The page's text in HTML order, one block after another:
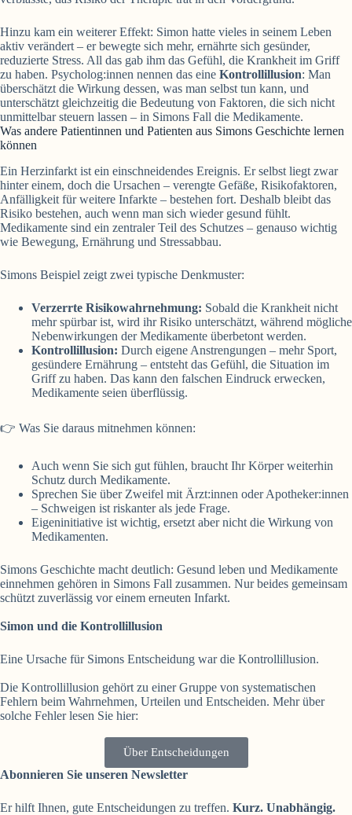
Hinzu kam ein weiterer Effekt: Simon hatte vieles in seinem Leben
aktiv verändert – er bewegte sich mehr, ernährte sich gesünder,
reduzierte Stress. All das gab ihm das Gefühl, die Krankheit im Griff
zu haben. Psycholog:innen nennen das eine Kontrollillusion: Man
überschätzt die Wirkung dessen, was man selbst tun kann, und
unterschätzt gleichzeitig die Bedeutung von Faktoren, die sich nicht
unmittelbar steuern lassen – in Simons Fall die Medikamente.
Was andere Patientinnen und Patienten aus Simons Geschichte lernen
können
Ein Herzinfarkt ist ein einschneidendes Ereignis. Er selbst liegt zwar
hinter einem, doch die Ursachen – verengte Gefäße, Risikofaktoren,
Anfälligkeit für weitere Infarkte – bestehen fort. Deshalb bleibt das
Risiko bestehen, auch wenn man sich wieder gesund fühlt.
Medikamente sind ein zentraler Teil des Schutzes – genauso wichtig
wie Bewegung, Ernährung und Stressabbau.
Simons Beispiel zeigt zwei typische Denkmuster:
Verzerrte Risikowahrnehmung: Sobald die Krankheit nicht
mehr spürbar ist, wird ihr Risiko unterschätzt, während mögliche
Nebenwirkungen der Medikamente überbetont werden.
Kontrollillusion: Durch eigene Anstrengungen – mehr Sport,
gesündere Ernährung – entsteht das Gefühl, die Situation im
Griff zu haben. Das kann den falschen Eindruck erwecken,
Medikamente seien überflüssig.
👉 Was Sie daraus mitnehmen können:
Auch wenn Sie sich gut fühlen, braucht Ihr Körper weiterhin
Schutz durch Medikamente.
Sprechen Sie über Zweifel mit Ärzt:innen oder Apotheker:innen
– Schweigen ist riskanter als jede Frage.
Eigeninitiative ist wichtig, ersetzt aber nicht die Wirkung von
Medikamenten.
Simons Geschichte macht deutlich: Gesund leben und Medikamente
einnehmen gehören in Simons Fall zusammen. Nur beides gemeinsam
schützt zuverlässig vor einem erneuten Infarkt.
Simon und die Kontrollillusion
Eine Ursache für Simons Entscheidung war die Kontrollillusion.
Die Kontrollillusion gehört zu einer Gruppe von systematischen
Fehlern beim Wahrnehmen, Urteilen und Entscheiden. Mehr über
solche Fehler lesen Sie hier:
Über Entscheidungen
Abonnieren Sie unseren Newsletter
Er hilft Ihnen, gute Entscheidungen zu treffen. Kurz. Unabhängig.